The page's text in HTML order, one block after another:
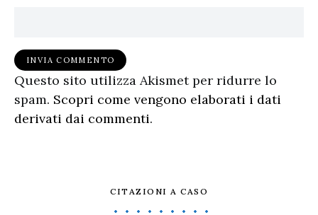
Questo sito utilizza Akismet per ridurre lo
spam. Scopri come vengono elaborati i dati
derivati dai commenti.
CITAZIONI A CASO